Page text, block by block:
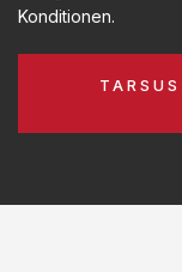
Konditionen.